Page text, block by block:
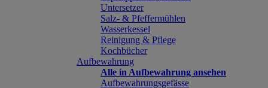
Untersetzer
Salz- & Pfeffermühlen
Wasserkessel
Reinigung & Pflege
Kochbücher
Aufbewahrung
Alle in Aufbewahrung ansehen
Aufbewahrungsgefässe